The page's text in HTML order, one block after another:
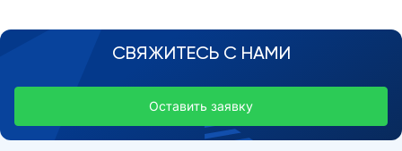
СВЯЖИТЕСЬ С НАМИ
Оставить заявку